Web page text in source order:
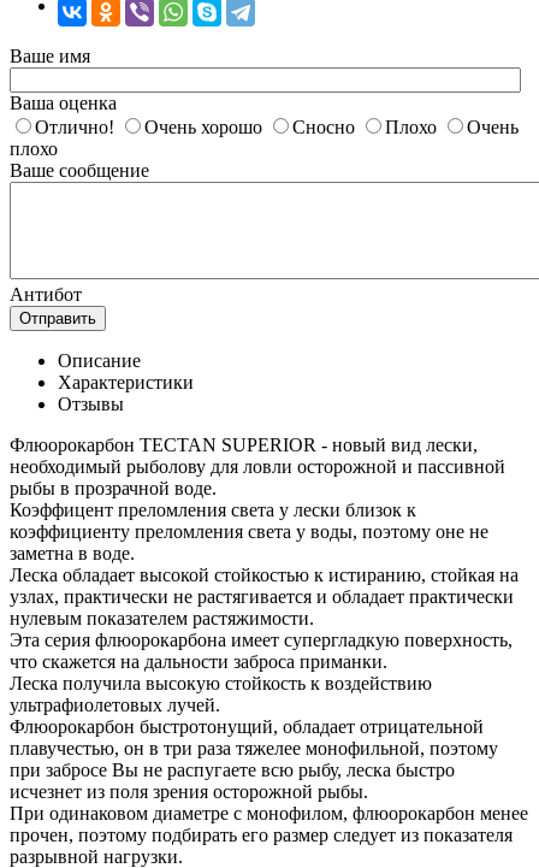
Ваше имя
Ваша оценка
Отлично!
Очень хорошо Сносно Плохо
Очень
плохо
Ваше сообщение
Антибот
Отправить
Описание
Характеристики
Отзывы
Флюорокарбон TECTAN SUPERIOR - новый вид лески,
необходимый рыболову для ловли осторожной и пассивной
рыбы в прозрачной воде.
Коэффицент преломления света у лески близок к
коэффициенту преломления света у воды, поэтому оне не
заметна в воде.
Леска обладает высокой стойкостью к истиранию, стойкая на
узлах, практически не растягивается и обладает практически
нулевым показателем растяжимости.
Эта серия флюорокарбона имеет супергладкую поверхность,
что скажется на дальности заброса приманки.
Леска получила высокую стойкость к воздействию
ультрафиолетовых лучей.
Флюорокарбон быстротонущий, обладает отрицательной
плавучестью, он в три раза тяжелее монофильной, поэтому
при забросе Вы не распугаете всю рыбу, леска быстро
исчезнет из поля зрения осторожной рыбы.
При одинаковом диаметре с монофилом, флюорокарбон менее
прочен, поэтому подбирать его размер следует из показателя
разрывной нагрузки.